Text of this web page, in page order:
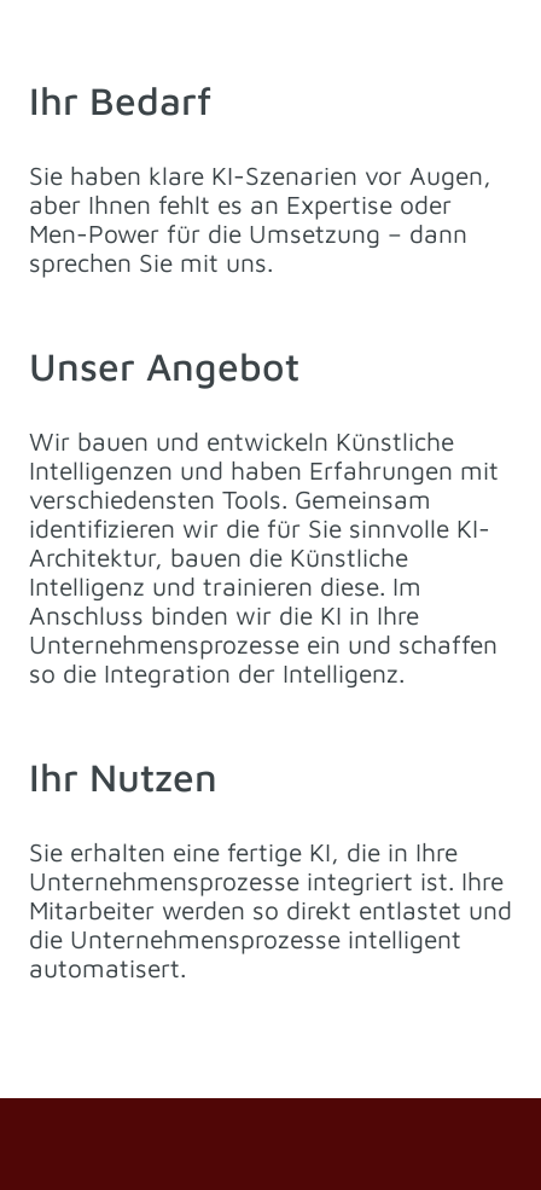
Ihr Bedarf
Sie haben klare KI-Szenarien vor Augen,
aber Ihnen fehlt es an Expertise oder
Men-Power für die Umsetzung – dann
sprechen Sie mit uns.
Unser Angebot
Wir bauen und entwickeln Künstliche
Intelligenzen und haben Erfahrungen mit
verschiedensten Tools. Gemeinsam
identifizieren wir die für Sie sinnvolle KI-
Architektur, bauen die Künstliche
Intelligenz und trainieren diese. Im
Anschluss binden wir die KI in Ihre
Unternehmensprozesse ein und schaffen
so die Integration der Intelligenz.
Ihr Nutzen
Sie erhalten eine fertige KI, die in Ihre
Unternehmensprozesse integriert ist. Ihre
Mitarbeiter werden so direkt entlastet und
die Unternehmensprozesse intelligent
automatisert.